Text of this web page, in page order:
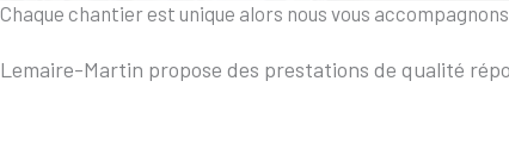
Chaque chantier est unique alors nous vous accompagnons
Lemaire-Martin propose des prestations de qualité